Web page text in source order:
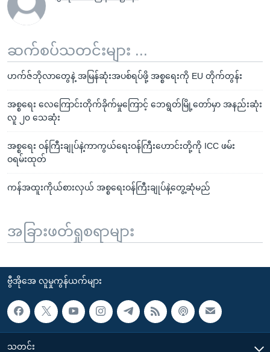
ဆက်စပ်သတင်းများ ...
ဟက်ဇ်ဘိုလာတွေနဲ့ အမြန်ဆုံးအပစ်ရပ်ဖို့ အစ္စရေးကို EU တိုက်တွန်း
အစ္စရေး လေကြောင်းတိုက်ခိုက်မှုကြောင့် ဘေရွတ်မြို့တော်မှာ အနည်းဆုံး
လူ ၂၀ သေဆုံး
အစ္စရေး ဝန်ကြီးချုပ်နဲ့ကာကွယ်ရေးဝန်ကြီးဟောင်းတို့ကို ICC ဖမ်း
ဝရမ်းထုတ်
ကန်အထူးကိုယ်စားလှယ် အစ္စရေးဝန်ကြီးချုပ်နဲ့တွေ့ဆုံမည်
အခြားဖတ်ရှုစရာများ
ဗွီအိုအေ လူမှုကွန်ယက်များ
သတင်း